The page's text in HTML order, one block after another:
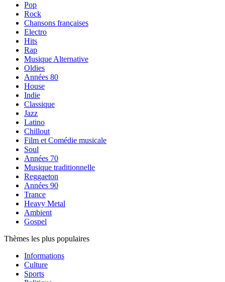
Pop
Rock
Chansons françaises
Electro
Hits
Rap
Musique Alternative
Oldies
Années 80
House
Indie
Classique
Jazz
Latino
Chillout
Film et Comédie musicale
Soul
Années 70
Musique traditionnelle
Reggaeton
Années 90
Trance
Heavy Metal
Ambient
Gospel
Thèmes les plus populaires
Informations
Culture
Sports